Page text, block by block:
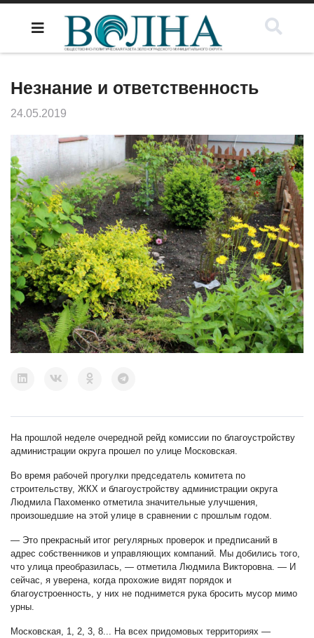
Незнание и ответственность
24.05.2019
На прошлой неделе очередной рейд комиссии по благоустройству
администрации округа прошел по улице Московская.
Во время рабочей прогулки председатель комитета по
строительству, ЖКХ и благоустройству администрации округа
Людмила Пахоменко отметила значительные улучшения,
произошедшие на этой улице в сравнении с прошлым годом.
— Это прекрасный итог регулярных проверок и предписаний в
адрес собственников и управляющих компаний. Мы добились того,
что улица преобразилась, — отметила Людмила Викторовна. — И
сейчас, я уверена, когда прохожие видят порядок и
благоустроенность, у них не поднимется рука бросить мусор мимо
урны.
Московская, 1, 2, 3, 8... На всех придомовых территориях —